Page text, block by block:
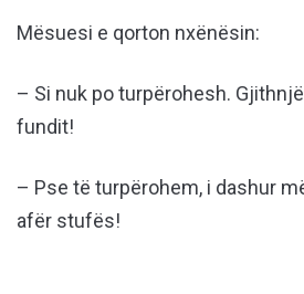
Mësuesi e qorton nxënësin:
– Si nuk po turpërohesh.
fundit!
– Pse të turpërohem, i dashur
afër stufës!